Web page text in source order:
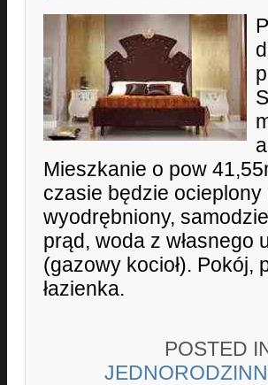
Mieszkanie o pow
czasie będzie
wyodrębniony,
prąd, woda z własnego
(gazowy kocioł). Pokój,
łazienka.
POSTED